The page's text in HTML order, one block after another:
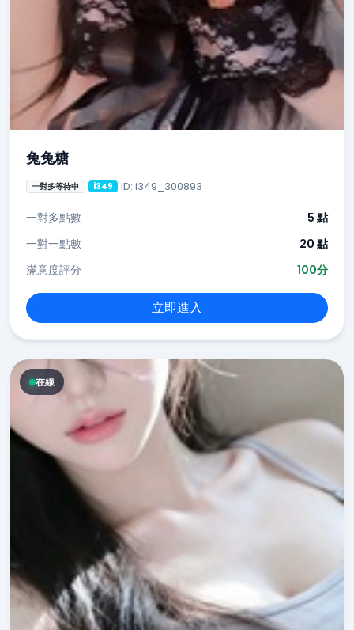
兔兔糖
一對多等待中 i349 ID: i349_300893
一對多點數
5 點
一對一點數
20 點
滿意度評分
100分
立即進入
在線